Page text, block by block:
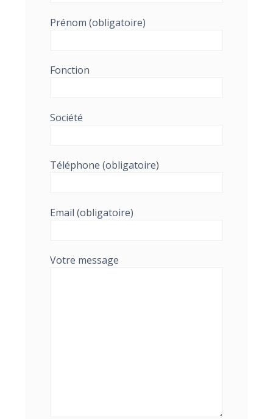
Prénom (obligatoire)
Fonction
Société
Téléphone (obligatoire)
Email (obligatoire)
Votre message